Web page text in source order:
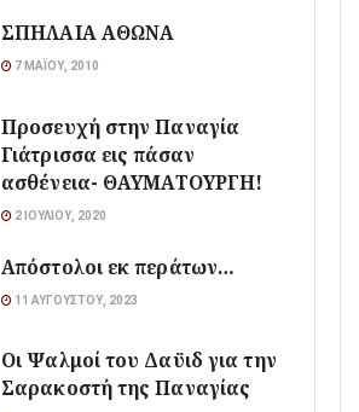
ΣΠΗΛΑΙΑ ΑΘΩΝΑ
7 ΜΑΪ́ΟΥ, 2010
Προσευχή στην Παναγία
Γιάτρισσα εις πάσαν
ασθένεια- ΘΑΥΜΑΤΟΥΡΓΗ!
2 ΙΟΥΛΊΟΥ, 2020
Απόστολοι εκ περάτων…
11 ΑΥΓΟΎΣΤΟΥ, 2023
Οι Ψαλμοί του Δαϋιδ για την
Σαρακοστή της Παναγίας